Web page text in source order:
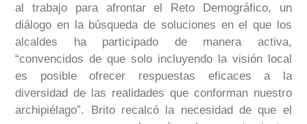
al trabajo para afrontar el Reto Demográfico, un
diálogo en la búsqueda de soluciones en el que los
alcaldes ha participado de manera activa,
“convencidos de que solo incluyendo la visión local
es posible ofrecer respuestas eficaces a la
diversidad de las realidades que conforman nuestro
archipiélago”. Brito recalcó la necesidad de que el